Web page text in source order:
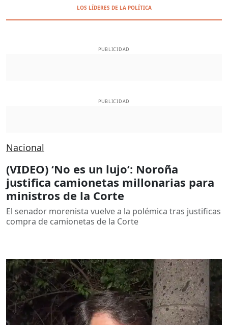
LOS LÍDERES DE LA POLÍTICA
PUBLICIDAD
PUBLICIDAD
Nacional
(VIDEO) ‘No es un lujo’: Noroña
justifica camionetas millonarias para
ministros de la Corte
El senador morenista vuelve a la polémica tras justificas
compra de camionetas de la Corte